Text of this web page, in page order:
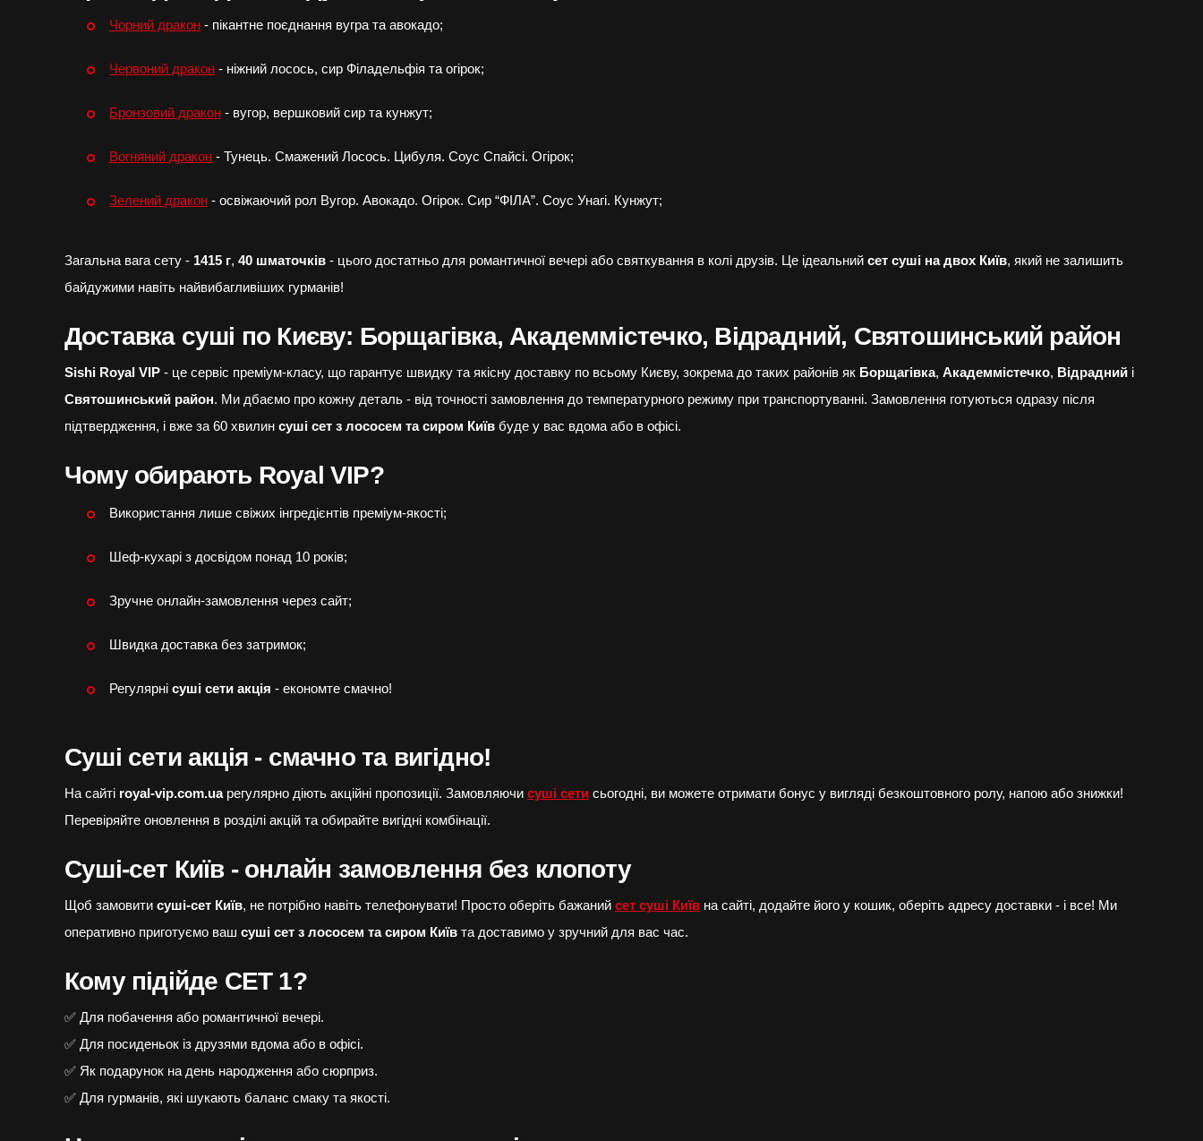
Чорний дракон - пікантне поєднання вугра та авокадо;
Червоний дракон - ніжний лосось, сир Філадельфія та огірок;
Бронзовий дракон - вугор, вершковий сир та кунжут;
Вогняний дракон - Тунець. Смажений Лосось. Цибуля. Соус Спайсі. Огірок;
Зелений дракон - освіжаючий рол Вугор. Авокадо. Огірок. Сир “ФІЛА”. Соус Унагі. Кунжут;
Загальна вага сету - 1415 г, 40 шматочків - цього достатньо для романтичної вечері або святкування в колі друзів. Це ідеальний сет суші на двох Київ, який не залишить
байдужими навіть найвибагливіших гурманів!
Доставка суші по Києву: Борщагівка, Академмістечко, Відрадний, Святошинський район
Sishi Royal VIP - це сервіс преміум-класу, що гарантує швидку та якісну доставку по всьому Києву, зокрема до таких районів як Борщагівка, Академмістечко, Відрадний і
Святошинський район. Ми дбаємо про кожну деталь - від точності замовлення до температурного режиму при транспортуванні. Замовлення готуються одразу після
підтвердження, і вже за 60 хвилин суші сет з лососем та сиром Київ буде у вас вдома або в офісі.
Чому обирають Royal VIP?
Використання лише свіжих інгредієнтів преміум-якості;
Шеф-кухарі з досвідом понад 10 років;
Зручне онлайн-замовлення через сайт;
Швидка доставка без затримок;
Регулярні суші сети акція - економте смачно!
Суші сети акція - смачно та вигідно!
На сайті royal-vip.com.uaрегулярно діють акційні пропозиції. Замовляючи суші сети сьогодні, ви можете отримати бонус у вигляді безкоштовного ролу, напою або знижки!
Перевіряйте оновлення в розділі акцій та обирайте вигідні комбінації.
Суші-сет Київ - онлайн замовлення без клопоту
Щоб замовити суші-сет Київ, не потрібно навіть телефонувати! Просто оберіть бажаний сет суші Київ на сайті, додайте його у кошик, оберіть адресу доставки - і все! Ми
оперативно приготуємо ваш суші сет з лососем та сиром Київ та доставимо у зручний для вас час.
Кому підійде СЕТ 1?
✅ Для побачення або романтичної вечері.
✅ Для посиденьок із друзями вдома або в офісі.
✅ Як подарунок на день народження або сюрприз.
✅ Для гурманів, які шукають баланс смаку та якості.